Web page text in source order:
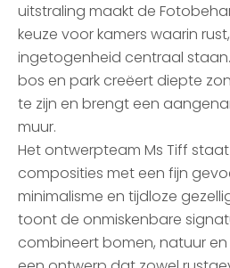
uitstraling maakt de
keuze voor kamers waarin
ingetogenheid centraal
bos en park creëert diepte
te zijn en brengt een
muur.
Het ontwerpteam Ms Tiff
composities met een fijn
minimalisme en tijdloze
toont de onmiskenbare
combineert bomen, natuur